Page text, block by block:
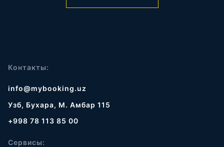
Контакты:
info@mybooking.uz
Узб, Бухара, М. Амбар 115
+998 78 113 85 00
Сервисы: